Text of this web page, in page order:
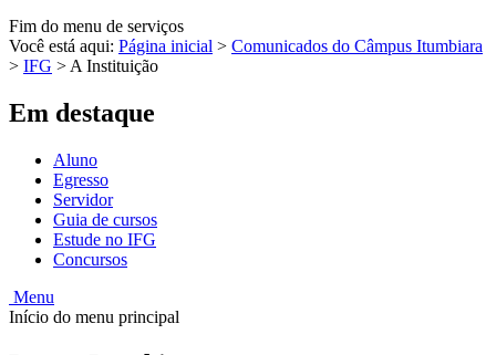
Fim do menu de serviços
Você está aqui: Página inicial > Comunicados do Câmpus Itumbiara
> IFG >A Instituição
Em destaque
Aluno
Egresso
Servidor
Guia de cursos
Estude no IFG
Concursos
Menu
Início do menu principal